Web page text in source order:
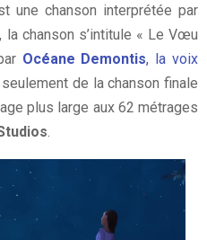
une chanson interprétée par
la chanson s’intitule « Le Vœu
Océane Demontis, la voix
seulement de la chanson finale
plus large aux 62 métrages